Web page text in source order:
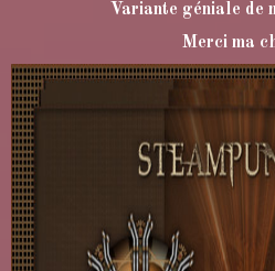
Variante géniale de
Merci ma